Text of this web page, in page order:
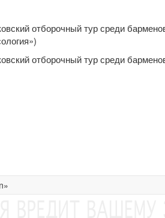
отборочный тур среди
отборочный тур среди